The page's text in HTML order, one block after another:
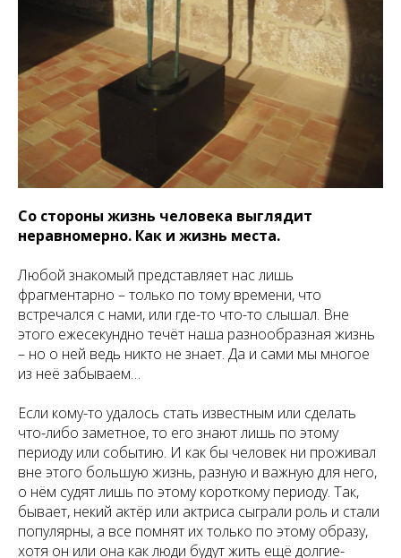
Со стороны жизнь человека выглядит
неравномерно. Как и жизнь места.
Любой знакомый представляет нас лишь
фрагментарно – только по тому времени, что
встречался с нами, или где-то что-то слышал. Вне
этого ежесекундно течёт наша разнообразная жизнь
– но о ней ведь никто не знает. Да и сами мы многое
из неё забываем…
Если кому-то удалось стать известным или сделать
что-либо заметное, то его знают лишь по этому
периоду или событию. И как бы человек ни проживал
вне этого большую жизнь, разную и важную для него,
о нём судят лишь по этому короткому периоду. Так,
бывает, некий актёр или актриса сыграли роль и стали
популярны, а все помнят их только по этому образу,
хотя он или она как люди будут жить ещё долгие-